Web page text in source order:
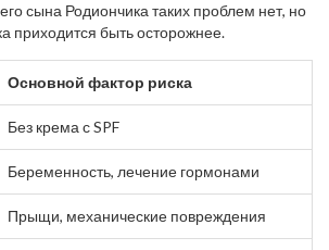
сына Родиончика таких проблем нет, но
приходится быть осторожнее.
Основной фактор риска
Без крема с SPF
Беременность, лечение гормонами
Прыщи, механические повреждения